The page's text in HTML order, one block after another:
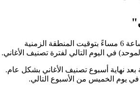
يتم نشر قائمة "أنجح الأغاني" اليومية عادةً قبل الساعة 6 مساءً بتوقيت المنطقة الزمنية
بعد نهاية أسبوع تصنيف الأغاني بشكل عام.
في يوم الخميس من الأسبوع التالي.